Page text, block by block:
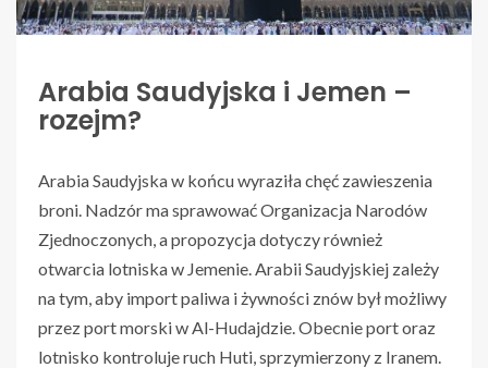
Arabia Saudyjska i Jemen –
rozejm?
Arabia Saudyjska w końcu wyraziła chęć zawieszenia
broni. Nadzór ma sprawować Organizacja Narodów
Zjednoczonych, a propozycja dotyczy również
otwarcia lotniska w Jemenie. Arabii Saudyjskiej zależy
na tym, aby import paliwa i żywności znów był możliwy
przez port morski w Al-Hudajdzie. Obecnie port oraz
lotnisko kontroluje ruch Huti, sprzymierzony z Iranem.